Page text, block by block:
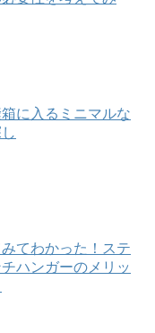
に入るミニマルな
てわかった！ステ
ハンガーのメリッ